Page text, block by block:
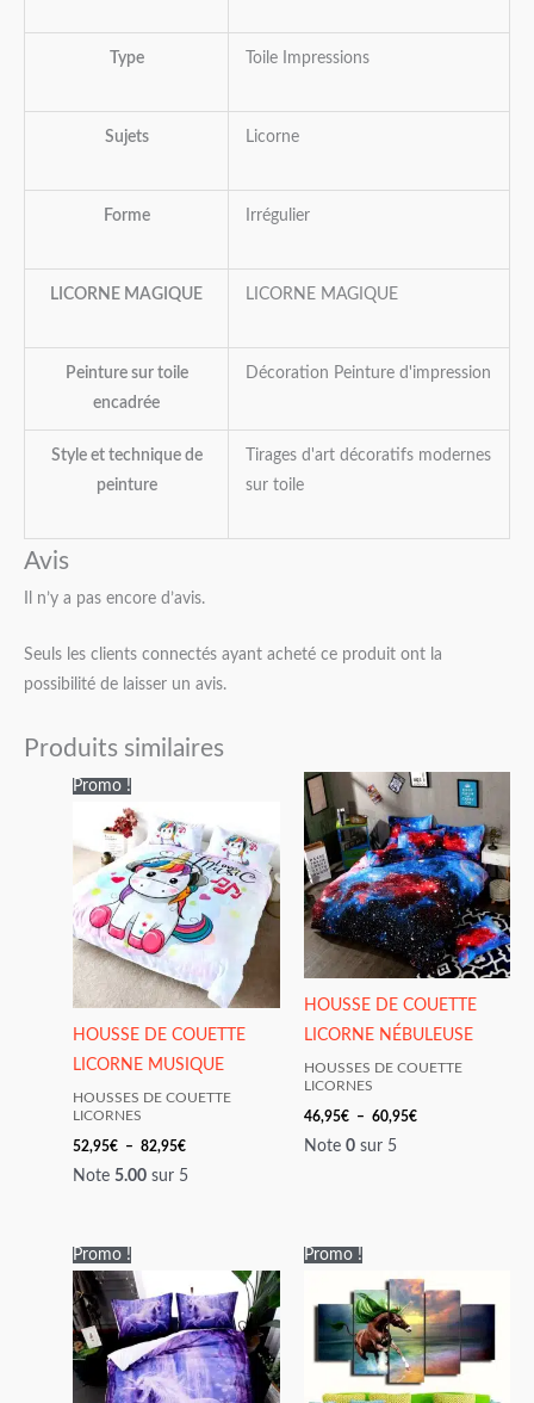
Type Toile Impressions
Sujets Licorne
Forme Irrégulier
LICORNE MAGIQUE LICORNE MAGIQUE
Peinture sur toile
encadrée
Décoration Peinture d'impression
Style et technique de
peinture
Tirages d'art décoratifs modernes
sur toile
Avis
Il n’y a pas encore d’avis.
Seuls les clients connectés ayant acheté ce produit ont la
possibilité de laisser un avis.
Produits similaires
Promo !
HOUSSE DE COUETTE
LICORNE MUSIQUE
HOUSSES DE COUETTE
LICORNES
52,95€ – 82,95€
52,95€
à
82,95€
Note5.00 sur 5
HOUSSE DE COUETTE
LICORNE NÉBULEUSE
HOUSSES DE COUETTE
LICORNES
46,95€ – 60,95€
Plage
prix :
46,95€
à
60,95€
Note 0sur 5
Promo !
prix :
47,95€
à
59,95€
Promo !
prix :
19,95€
à
34,95€